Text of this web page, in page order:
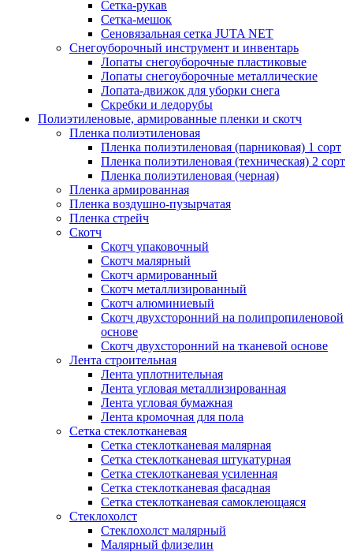
Сетка-рукав
Сетка-мешок
Сеновязальная сетка JUTA NET
Снегоуборочный инструмент и инвентарь
Лопаты снегоуборочные пластиковые
Лопаты снегоуборочные металлические
Лопата-движок для уборки снега
Скребки и ледорубы
Полиэтиленовые, армированные пленки и скотч
Пленка полиэтиленовая
Пленка полиэтиленовая (парниковая) 1 сорт
Пленка полиэтиленовая (техническая) 2 сорт
Пленка полиэтиленовая (черная)
Пленка армированная
Пленка воздушно-пузырчатая
Пленка стрейч
Скотч
Скотч упаковочный
Скотч малярный
Скотч армированный
Скотч металлизированный
Скотч алюминиевый
Скотч двухсторонний на полипропиленовой
основе
Скотч двухсторонний на тканевой основе
Лента строительная
Лента уплотнительная
Лента угловая металлизированная
Лента угловая бумажная
Лента кромочная для пола
Сетка стеклотканевая
Сетка стеклотканевая малярная
Сетка стеклотканевая штукатурная
Сетка стеклотканевая усиленная
Сетка стеклотканевая фасадная
Сетка стеклотканевая самоклеющаяся
Стеклохолст
Стеклохолст малярный
Малярный флизелин